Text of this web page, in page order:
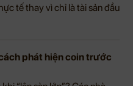
tế thay vì chỉ là tài sản đầu
phát hiện coin trước